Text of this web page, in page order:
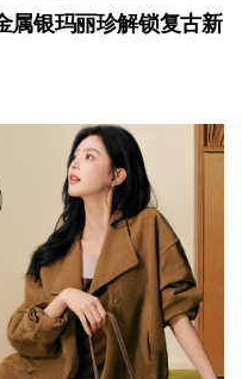
属银玛丽珍解锁复古新